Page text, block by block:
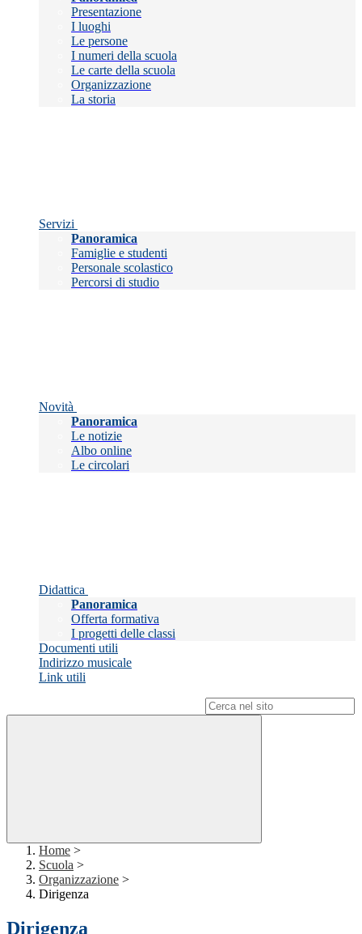
Presentazione
I luoghi
Le persone
I numeri della scuola
Le carte della scuola
Organizzazione
La storia
Servizi
Panoramica
Famiglie e studenti
Personale scolastico
Percorsi di studio
Novità
Panoramica
Le notizie
Albo online
Le circolari
Didattica
Panoramica
Offerta formativa
I progetti delle classi
Documenti utili
Indirizzo musicale
Link utili
Home >
Scuola >
Organizzazione >
Dirigenza
Dirigenza